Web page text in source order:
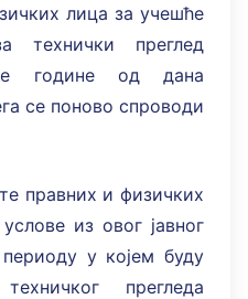
лица за учешће
технички преглед
године од дана
се поново спроводи
правних и физичких
из овог јавног
у којем буду
прегледа